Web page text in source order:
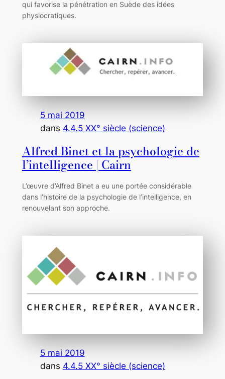
qui favorise la pénétration en Suède des idées
physiocratiques.
5 mai 2019
dans 4.4.5 XX° siècle (science)
Alfred Binet et la psychologie de
l’intelligence | Cairn
L’œuvre d’Alfred Binet a eu une portée considérable
dans l’histoire de la psychologie de l’intelligence, en
renouvelant son approche.
5 mai 2019
dans 4.4.5 XX° siècle (science)